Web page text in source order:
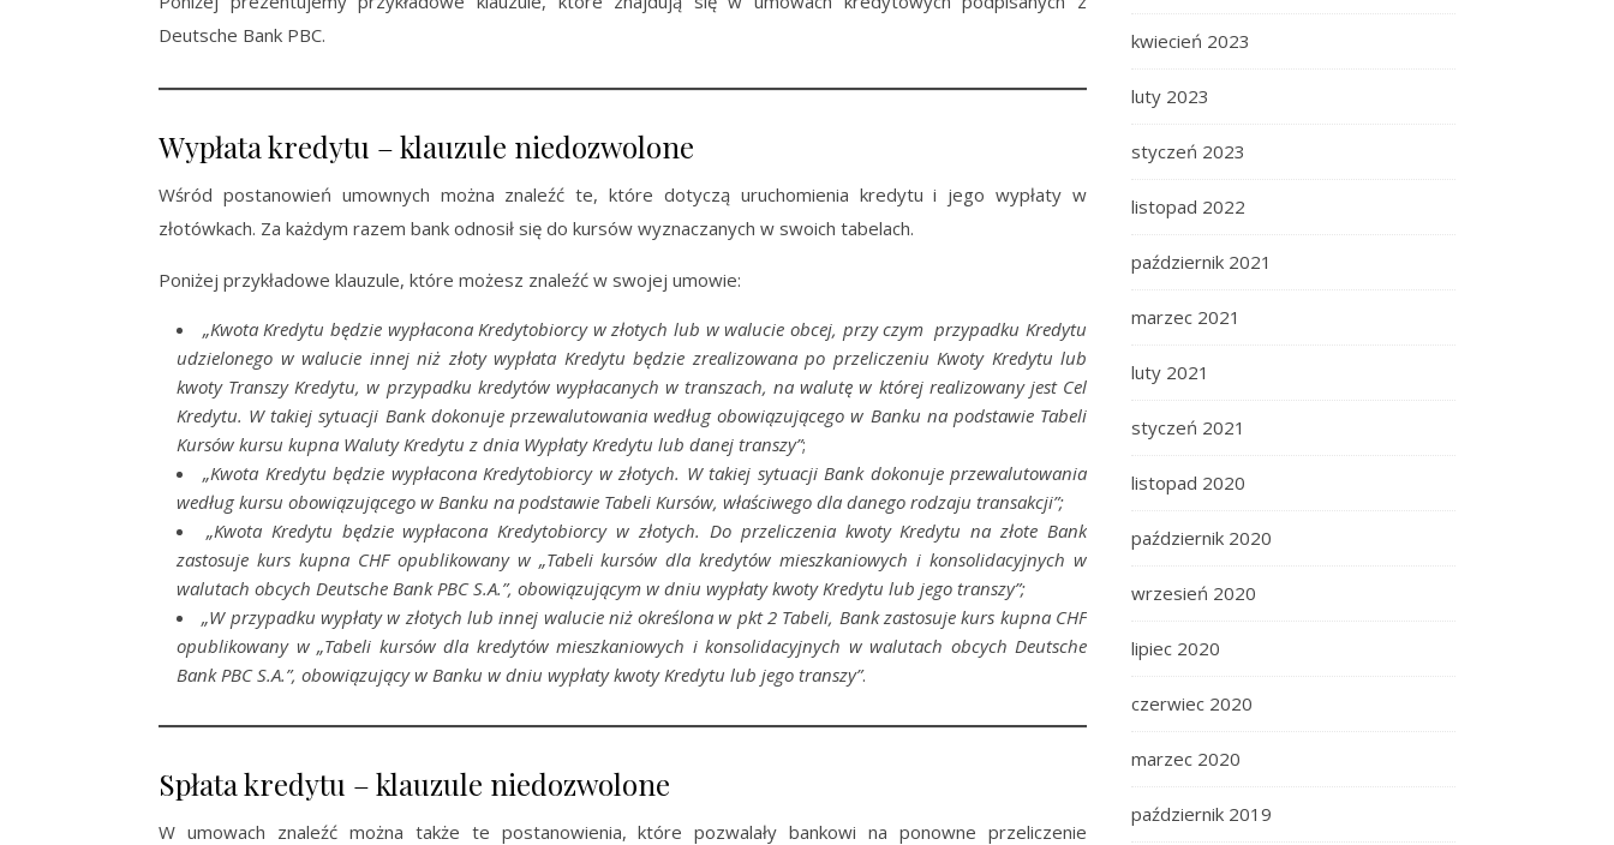
Deutsche Bank PBC.
Wypłata kredytu – klauzule niedozwolone
Wśród postanowień umownych można znaleźć te, które dotyczą uruchomienia kredytu i jego wypłaty w
złotówkach. Za każdym razem bank odnosił się do kursów wyznaczanych w swoich tabelach.
Poniżej przykładowe klauzule, które możesz znaleźć w swojej umowie:
„Kwota Kredytu będzie wypłacona Kredytobiorcy w złotych lub w walucie obcej, przy czym przypadku Kredytu
udzielonego w walucie innej niż złoty wypłata Kredytu będzie zrealizowana po przeliczeniu Kwoty Kredytu lub
kwoty Transzy Kredytu, w przypadku kredytów wypłacanych w transzach, na walutę w której realizowany jest Cel
Kredytu. W takiej sytuacji Bank dokonuje przewalutowania według obowiązującego w Banku na podstawie Tabeli
Kursów kursu kupna Waluty Kredytu z dnia Wypłaty Kredytu lub danej transzy”;
„Kwota Kredytu będzie wypłacona Kredytobiorcy w złotych. W takiej sytuacji Bank dokonuje przewalutowania
według kursu obowiązującego w Banku na podstawie Tabeli Kursów, właściwego dla danego rodzaju transakcji”;
„Kwota Kredytu będzie wypłacona Kredytobiorcy w złotych. Do przeliczenia kwoty Kredytu na złote Bank
zastosuje kurs kupna CHF opublikowany w „Tabeli kursów dla kredytów mieszkaniowych i konsolidacyjnych w
walutach obcych Deutsche Bank PBC S.A.”, obowiązującym w dniu wypłaty kwoty Kredytu lub jego transzy”;
„W przypadku wypłaty w złotych lub innej walucie niż określona w pkt 2 Tabeli, Bank zastosuje kurs kupna CHF
opublikowany w „Tabeli kursów dla kredytów mieszkaniowych i konsolidacyjnych w walutach obcych Deutsche
Bank PBC S.A.”, obowiązujący w Banku w dniu wypłaty kwoty Kredytu lub jego transzy”.
Spłata kredytu – klauzule niedozwolone
W umowach znaleźć można także te postanowienia, które pozwalały bankowi na ponowne przeliczenie
kwiecień 2023
luty 2023
styczeń 2023
listopad 2022
październik 2021
marzec 2021
luty 2021
styczeń 2021
listopad 2020
październik 2020
wrzesień 2020
lipiec 2020
czerwiec 2020
marzec 2020
październik 2019